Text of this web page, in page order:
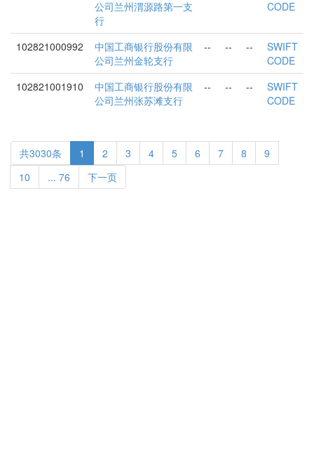
公司兰州渭源路第一支
行
CODE
102821000992
中国工商银行股份有限
公司兰州金轮支行
-- -- --
SWIFT
CODE
102821001910
中国工商银行股份有限
公司兰州张苏滩支行
-- -- --
SWIFT
CODE
共3030条 1 2 3 4 5 6 7 8
9
10
... 76 下一页